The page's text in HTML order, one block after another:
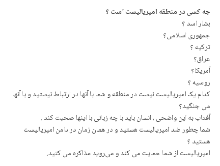
چه کسی در منطقه امپریالیست است ؟
بشار اسد ؟
جمهوری اسلامی؟
ترکیه ؟
عراق؟
آمریکا؟
روسیه ؟
کدام یک امپریالیست نیست در منطقه و شما با آنها در ارتباط نیستید و با آنها
می جنگید؟
آفتاب به این واضحی ، انسان باید با چه زبانی با اینها صحبت کند .
شما چطور ضد امپریالیست هستید و در همان زمان در دامن امپریالیست
هستید ؟
امپریالیست از شما حمایت می کند و می‌روید مذاکره می کنید.